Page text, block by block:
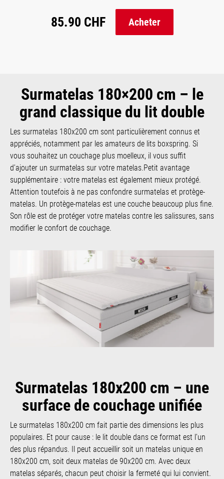
85.90 CHF Acheter
Surmatelas 180×200 cm – le
grand classique du lit double
Les surmatelas 180x200 cm sont particulièrement connus et
appréciés, notamment par les amateurs de lits boxspring. Si
vous souhaitez un couchage plus moelleux, il vous suffit
d’ajouter un surmatelas sur votre matelas.Petit avantage
supplémentaire : votre matelas est également mieux protégé.
Attention toutefois à ne pas confondre surmatelas et protège-
matelas. Un protège-matelas est une couche beaucoup plus fine.
Son rôle est de protéger votre matelas contre les salissures, sans
modifier le confort de couchage.
Surmatelas 180x200 cm – une
surface de couchage unifiée
Le surmatelas 180x200 cm fait partie des dimensions les plus
populaires. Et pour cause : le lit double dans ce format est l’un
des plus répandus. Il peut accueillir soit un matelas unique en
180x200 cm, soit deux matelas de 90x200 cm. Avec deux
matelas séparés, chacun peut choisir la fermeté qui lui convient.